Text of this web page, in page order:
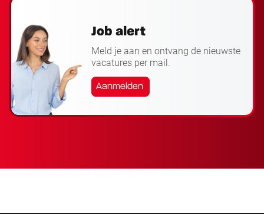
Job alert
Meld je aan en ontvang de nieuwste
vacatures per mail.
Aanmelden